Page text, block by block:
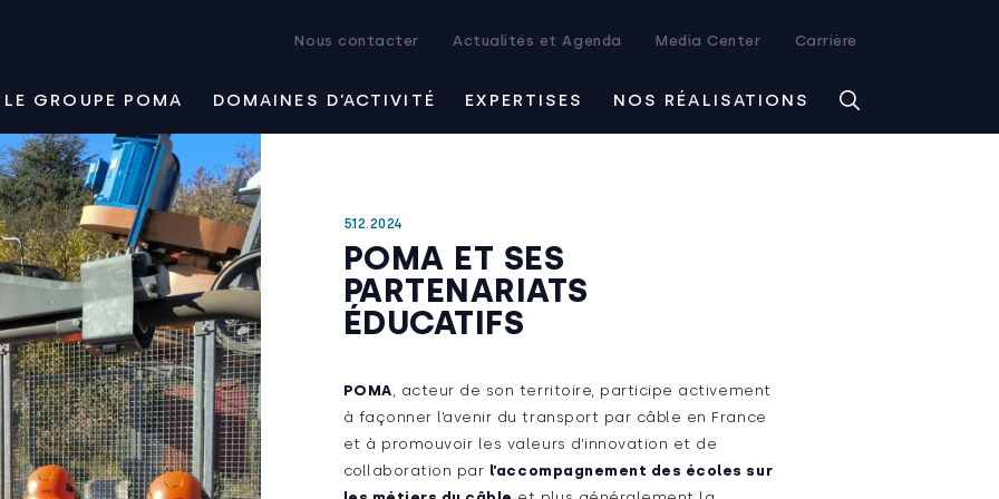
Nous contacter Actualités et Agenda Media Center Carrière
LE GROUPE POMA DOMAINES D’ACTIVITÉ EXPERTISES NOS RÉALISATIONS
5.12.2024
POMA ET SES
PARTENARIATS
ÉDUCATIFS
POMA , acteur de son territoire, participe activement
à façonner l’avenir du transport par câble en France
et à promouvoir les valeurs d’innovation et de
collaboration par l’accompagnement des écoles sur